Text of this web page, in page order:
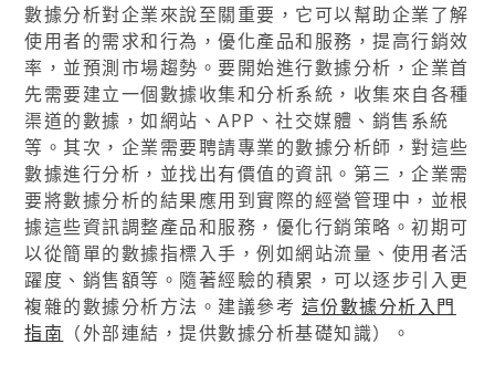
數據分析對企業來說至關重要，它可以幫助企業了解
使用者的需求和行為，優化產品和服務，提高行銷效
率，並預測市場趨勢。要開始進行數據分析，企業首
先需要建立一個數據收集和分析系統，收集來自各種
渠道的數據，如網站、APP、社交媒體、銷售系統
等。其次，企業需要聘請專業的數據分析師，對這些
數據進行分析，並找出有價值的資訊。第三，企業需
要將數據分析的結果應用到實際的經營管理中，並根
據這些資訊調整產品和服務，優化行銷策略。初期可
以從簡單的數據指標入手，例如網站流量、使用者活
躍度、銷售額等。隨著經驗的積累，可以逐步引入更
複雜的數據分析方法。建議參考 這份數據分析入門
指南 （外部連結，提供數據分析基礎知識）。